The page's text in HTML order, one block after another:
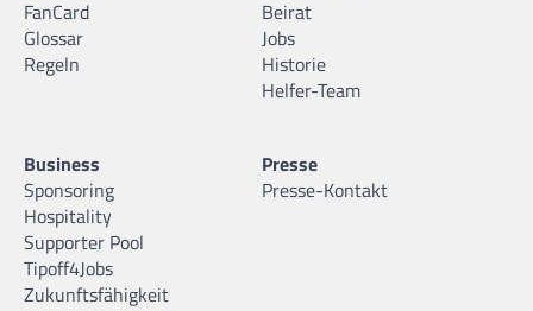
FanCard
Glossar
Regeln
Beirat
Jobs
Historie
Helfer-Team
Business
Sponsoring
Hospitality
Supporter Pool
Tipoff4Jobs
Zukunftsfähigkeit
Presse
Presse-Kontakt